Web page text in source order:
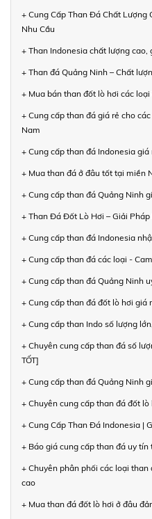
+ Cung Cấp Than Đá Chất Lượng
Nhu Cầu
+ Than Indonesia chất lượng
+ Than đá Quảng Ninh – Chất
+ Mua bán than đốt lò hơi các
+ Cung cấp than đá giá rẻ cho
Nam
+ Cung cấp than đá Indonesia
+ Mua than đá ở đâu tốt tại miền
+ Cung cấp than đá Quảng Ninh
+ Than Đá Đốt Lò Hơi – Giải
+ Cung cấp than đá Indonesia
+ Cung cấp than đá các loại -
+ Cung cấp than đá Quảng Ninh
+ Cung cấp than đá đốt lò hơi giá
+ Cung cấp than Indo số lượng
+ Chuyên cung cấp than đá số
TỐT]
+ Cung cấp than đá Quảng Ninh
+ Chuyên cung cấp than đá đốt
+ Cung Cấp Than Đá Indonesia |
+ Báo giá cung cấp than đá uy tín
+ Chuyên phân phối các loại
cao
+ Mua than đá đốt lò hơi ở đâu